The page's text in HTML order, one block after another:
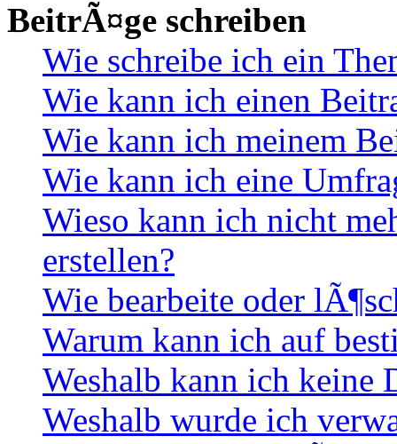
BeitrÃ¤ge schreiben
Wie schreibe ich ein
Wie kann ich einen
Wie kann ich meinem
Wie kann ich eine
Wieso kann ich nicht
erstellen?
Wie bearbeite oder
Warum kann ich auf
Weshalb kann ich keine
Weshalb wurde ich